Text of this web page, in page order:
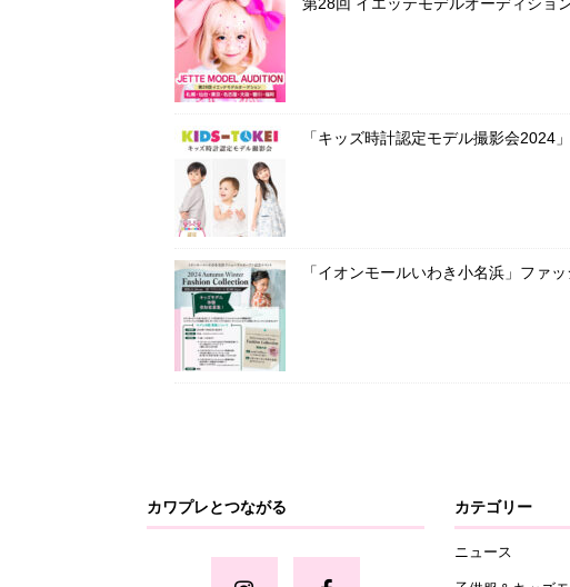
「キッズ時計認定モデル撮影会2024
「イオンモールいわき小名浜」ファ
カワプレとつながる カテゴリー
ニュース